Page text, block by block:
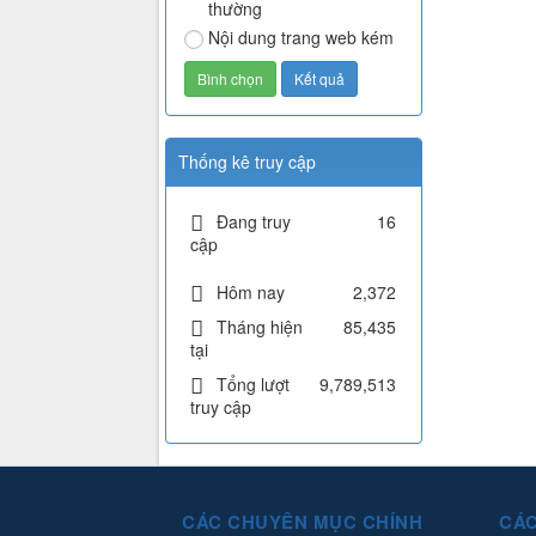
thường
Nội dung trang web kém
Thống kê truy cập
Đang truy
cập
16
Hôm nay
2,372
Tháng hiện
tại
85,435
Tổng lượt
truy cập
9,789,513
CÁC CHUYÊN MỤC CHÍNH